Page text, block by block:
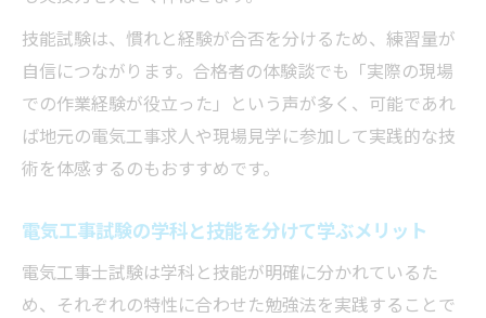
技能試験は、慣れと経験が合否を分けるため、練習量が
自信につながります。合格者の体験談でも「実際の現場
での作業経験が役立った」という声が多く、可能であれ
ば地元の電気工事求人や現場見学に参加して実践的な技
術を体感するのもおすすめです。
電気工事試験の学科と技能を分けて学ぶメリット
電気工事士試験は学科と技能が明確に分かれているた
め、それぞれの特性に合わせた勉強法を実践することで